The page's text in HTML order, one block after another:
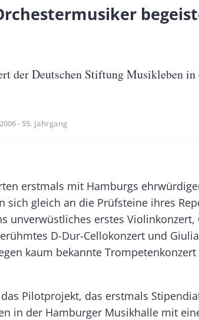
der Deutschen Stiftung Musikleben in
- 55. Jahrgang
Rectangle
Right
erstmals mit Hamburgs
sich gleich an die Prüfsteine ihres
unverwüstliches erstes Violinkonzert,
D-Dur-Cellokonzert und
kaum bekannte Trompetenkonzert
Pilotprojekt, das erstmals
in der Hamburger Musikhalle mit